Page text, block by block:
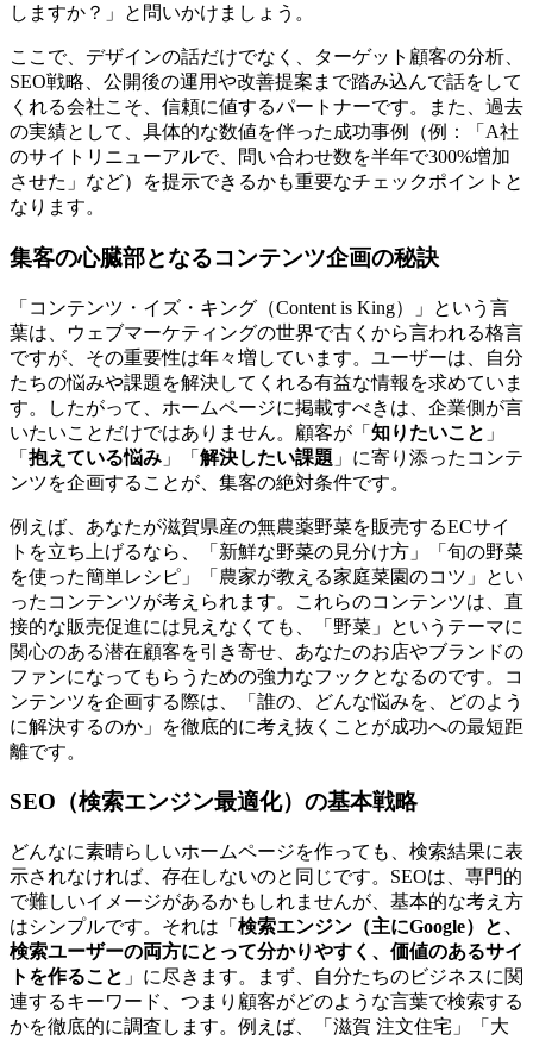
しますか？」と問いかけましょう。
ここで、デザインの話だけでなく、ターゲット顧客の分析、
SEO戦略、公開後の運用や改善提案まで踏み込んで話をして
くれる会社こそ、信頼に値するパートナーです。また、過去
の実績として、具体的な数値を伴った成功事例（例：「A社
のサイトリニューアルで、問い合わせ数を半年で300%増加
させた」など）を提示できるかも重要なチェックポイントと
なります。
集客の心臓部となるコンテンツ企画の秘訣
「コンテンツ・イズ・キング（Content is King）」という言
葉は、ウェブマーケティングの世界で古くから言われる格言
ですが、その重要性は年々増しています。ユーザーは、自分
たちの悩みや課題を解決してくれる有益な情報を求めていま
す。したがって、ホームページに掲載すべきは、企業側が言
いたいことだけではありません。顧客が「 知りたいこと 」
「 抱えている悩み 」「 解決したい課題 」に寄り添ったコンテ
ンツを企画することが、集客の絶対条件です。
例えば、あなたが滋賀県産の無農薬野菜を販売するECサイ
トを立ち上げるなら、「新鮮な野菜の見分け方」「旬の野菜
を使った簡単レシピ」「農家が教える家庭菜園のコツ」とい
ったコンテンツが考えられます。これらのコンテンツは、直
接的な販売促進には見えなくても、「野菜」というテーマに
関心のある潜在顧客を引き寄せ、あなたのお店やブランドの
ファンになってもらうための強力なフックとなるのです。コ
ンテンツを企画する際は、「誰の、どんな悩みを、どのよう
に解決するのか」を徹底的に考え抜くことが成功への最短距
離です。
SEO（検索エンジン最適化）の基本戦略
どんなに素晴らしいホームページを作っても、検索結果に表
示されなければ、存在しないのと同じです。SEOは、専門的
で難しいイメージがあるかもしれませんが、基本的な考え方
はシンプルです。それは「 検索エンジン（主にGoogle）と、
検索ユーザーの両方にとって分かりやすく、価値のあるサイ
トを作ること 」に尽きます。まず、自分たちのビジネスに関
連するキーワード、つまり顧客がどのような言葉で検索する
かを徹底的に調査します。例えば、「滋賀 注文住宅」「大